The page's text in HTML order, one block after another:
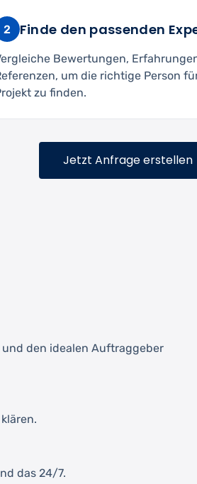
2 Finde den passenden
Bewertungen,
um die richtige Person
zu finden.
Jetzt Anfrage erstellen
den idealen Auftraggeber
das 24/7.